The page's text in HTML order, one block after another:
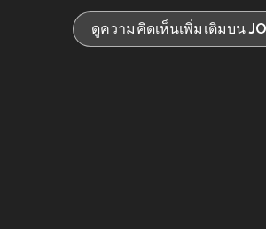
ดูความคิดเห็นเพิ่มเติมบน